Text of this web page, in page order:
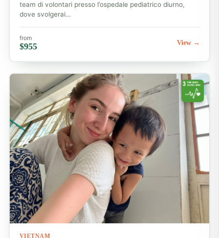
team di volontari presso l’ospedale pediatrico diurno,
dove svolgerai…
from
$955 View →
VIETNAM